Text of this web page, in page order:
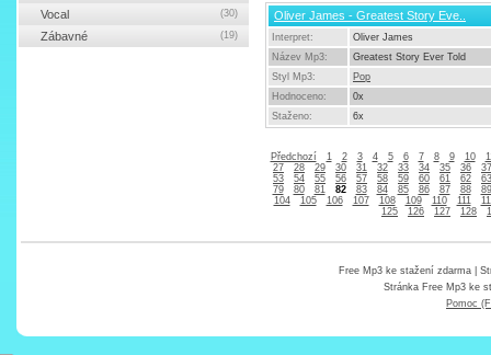
Oliver James - Greatest Story Eve..
Interpret:
Oliver James
Název Mp3:
Greatest Story Ever Told
Styl Mp3:
Pop
Hodnoceno:
0x
Staženo:
6x
Předchozí 1 2 3 4 5 6 7 8 9 10
27
28 29 30 31 32 33 34 35 36
37
53
54 55 56 57 58 59 60 61 62
63
79
80 81 82 83 84 85 86 87 88
89
104
105 106 107 108 109 110 111
125
126 127 128
Vocal (30)
Zábavné (19)
Free Mp3 ke stažení zdarma|
Stránka Free Mp3 ke
Pomoc